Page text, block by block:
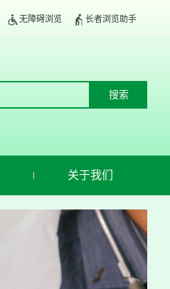
无障碍浏览 长者浏览助手
关于我们